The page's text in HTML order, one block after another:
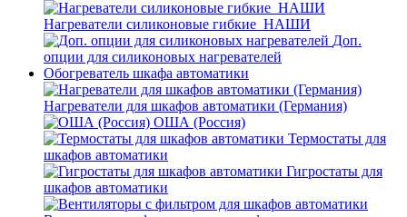
Нагреватели силиконовые гибкие_НАШИ
Доп.
опции для силиконовых нагревателей
Обогреватель шкафа автоматики
Нагреватели для шкафов автоматики (Германия)
ОША (Россия)
Термостаты для
шкафов автоматики
Гигростаты для
шкафов автоматики